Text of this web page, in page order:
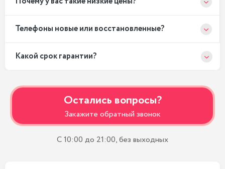
Телефоны новые или восстановленные?
Какой срок гарантии?
Остались вопросы?
Закажите обратный звонок
С 10:00 до 21:00, без выходных